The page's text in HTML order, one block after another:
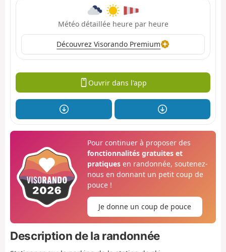
Météo détaillée heure par heure
Découvrez Visorando Premium
Ouvrir dans l'app
Pour continuer à proposer des
fonctionnalités gratuites et
pratiquesen randonnée, soutenez-
nous en donnant un petit coup de
pouce !
Je donne un coup de pouce
Description de la randonnée